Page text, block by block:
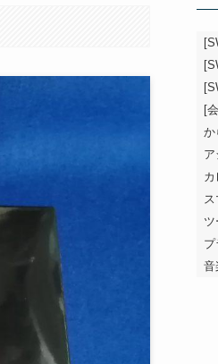
[
か
ア
カ
ス
ツ
音